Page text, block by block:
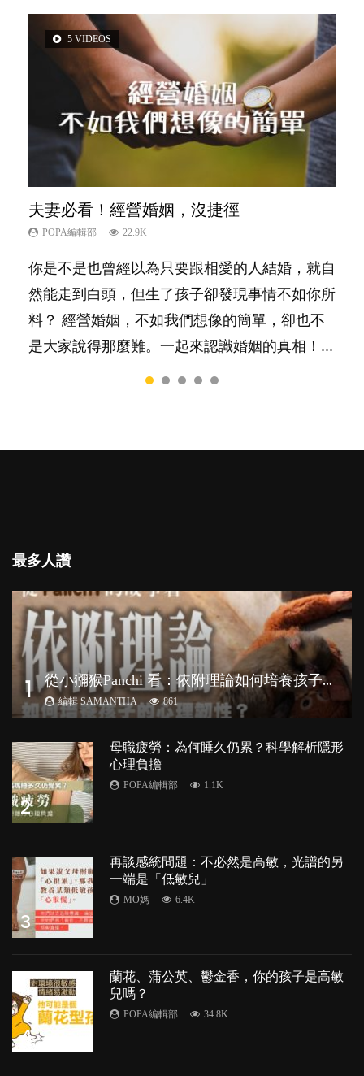
5 VIDEOS
夫妻必看！經營婚姻，沒捷徑
POPA編輯部 22.9K
你是不是也曾經以為只要跟相愛的人結婚，就自
然能走到白頭，但生了孩子卻發現事情不如你所
料？ 經營婚姻，不如我們想像的簡單，卻也不
是大家說得那麼難。一起來認識婚姻的真相！...
3 VIDEOS
內向孩子的特質，你懂嗎？
POPA編輯部 10K
陽光又健談的孩子總是很容易得到大家的喜愛，
特別是在講究團隊精神、鼓勵大家積極發表意見
的社會，他們彷彿如魚得水；那些愛靜靜觀察、
一個人默默耕耘的孩子呢？卻會讓父母擔心，擔
14 VIDEOS
新手父母不用怕
POPA編輯部 16.3K
相信許多人初為人父母，由懷孕開始到孩子呱呱
落地，心中都有數之不盡的問題～這裡一次過集
合我們以往製作過的相關短片。 這段路讓我們
跟你同行～...
2 VIDEOS
想孩子學好外語，點做好？
POPA編輯部 9.9K
有人話學多種語言越早開始越好，有人卻說一時
間太多語言，會令孩子感到混淆，到底誰是誰
非？聽聽專家怎樣說，解開語言學習的迷思～...
6 VIDEOS
孩子能力天注定？
POPA編輯部 7.9K
很多父母都希望孩子係個「叻仔叻女」，學業別
太差，日常自理井井有條。這樣的孩子是萬中無
一，還是魚與熊掌，不能兼得？...
最多人讚
1 從
小獼猴Panchi 看：依附理論如何培養孩子心理韌性？
編輯 SAMANTHA 861
2
母職疲勞：為何睡久仍累？科學解析隱形
心理負擔
POPA編輯部 1.1K
3
再談感統問題：不必然是高敏，光譜的另
一端是「低敏兒」
MO媽 6.4K
4
蘭花、蒲公英、鬱金香，你的孩子是高敏
兒嗎？
POPA編輯部 34.8K